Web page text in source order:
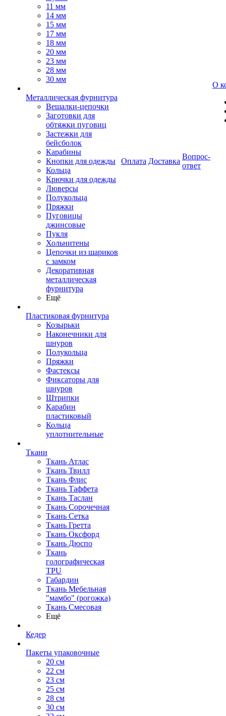
11 мм
14 мм
15 мм
17 мм
18 мм
20 мм
23 мм
28 мм
30 мм
Металлическая фурнитура
Вешалки-цепочки
Заготовки для
обтяжки пуговиц
Застежки для
бейсболок
Карабины
Кнопки для одежды
Кольца
Крючки для одежды
Люверсы
Полукольца
Пряжки
Пуговицы
джинсовые
Пукля
Хольнитены
Цепочки из шариков
с замком
Декоративная
металлическая
фурнитура
Ещё
Пластиковая фурнитура
Козырьки
Наконечники для
шнуров
Полукольца
Пряжки
Фастексы
Фиксаторы для
шнуров
Штрипки
Карабин
пластиковый
Кольца
уплотнительные
Ткани
Ткань Атлас
Ткань Твилл
Ткань Флис
Ткань Таффета
Ткань Таслан
Ткань Сорочечная
Ткань Сетка
Ткань Гретта
Ткань Оксфорд
Ткань Дюспо
Ткань
голографическая
TPU
Габардин
Ткань Мебельная
"мамбо" (рогожка)
Ткань Смесовая
Ещё
Кедер
Пакеты упаковочные
20 см
22 см
23 см
25 см
28 см
30 см
Оплата Доставка
Вопрос-
ответ
О